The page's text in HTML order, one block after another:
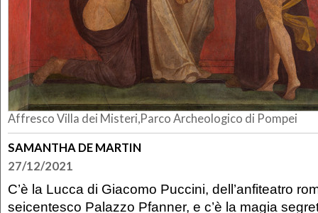
Affresco Villa dei Misteri,Parco Archeologico di Pompei
SAMANTHA DE MARTIN
27/12/2021
C’è la Lucca di Giacomo Puccini, dell’anfiteatro
seicentesco Palazzo Pfanner, e c’è la magia